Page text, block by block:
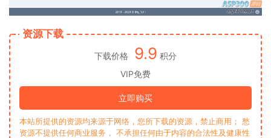
资源下载
下载价格 9.9 积分
VIP免费
立即购买
本站所提供的资源均来源于网络，您所下载的资源，禁止商用； 愁
资源不提供任何商业服务， 不承担任何由于内容的合法性及健康性